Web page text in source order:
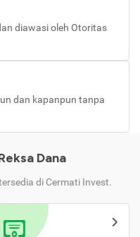
diawasi oleh Otoritas
dan kapanpun tanpa
Dana
di Cermati Invest.